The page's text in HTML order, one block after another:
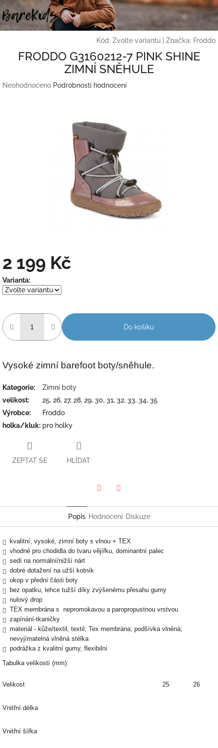
Přejít
na
obsah
Kód: Zvolte variantu Značka: Froddo
FRODDO G3160212-7 PINK SHINE
ZIMNÍ SNĚHULE
Průměrné
Neohodnoceno Podrobnosti hodnocení
2 199 Kč
Měrná
cena:
Varianta:
Do košíku
Vysoké zimní barefoot boty/sněhule.
Kategorie:
Zimní boty
velikost:
25, 26, 27, 28, 29, 30, 31, 32, 33, 34, 35
Výrobce:
Froddo
holka/kluk: pro holky
ZEPTAT SE HLÍDAT
Popis Hodnocení Diskuze
kvalitní, vysoké, zimní boty s vlnou + TEX
vhodné pro chodidla do tvaru vějířku, dominantní palec
sedí na normální/nižší nárt
dobré dotažení na užší kotník
okop v přední části boty
bez opatku, lehce tužší díky zvýšenému přesahu gumy
nulový drop
TEX membrána s nepromokavou a paropropustnou vrstvou
zapínání-tkaničky
materiál - kůže/textil, textil; Tex membrána; podšívka vlněná;
nevyjímatelná vlněná stélka
podrážka z kvalitní gumy, flexibilní
Tabulka velikostí (mm):
Velikost 25 26
Vnitřní délka
Vnitřní šířka